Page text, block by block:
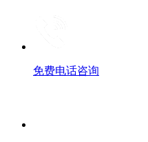
免费电话咨询